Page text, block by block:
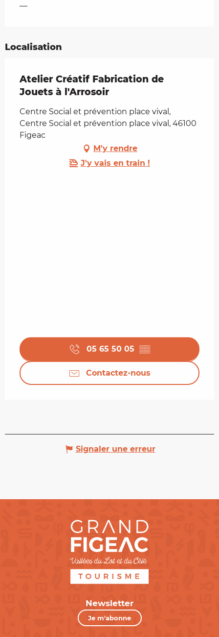
—
Localisation
Atelier Créatif Fabrication de
Jouets à l'Arrosoir
Centre Social et prévention place vival,
Centre Social et prévention place vival, 46100
Figeac
M'y rendre
J'y vais en train !
05 65 50 05 ▒▒
Contactez-nous
Signaler une erreur
Newsletter
Je m'abonne